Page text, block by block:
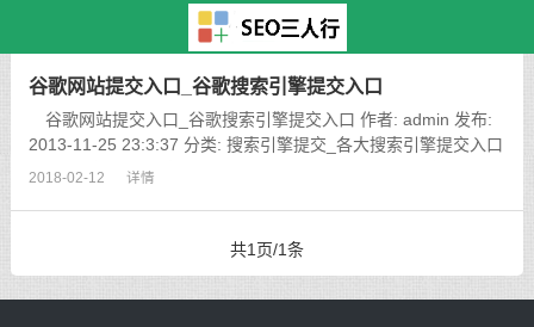
> 撩妹对话大全
谷歌网站提交入口_谷歌搜索引擎提交入口
谷歌网站提交入口_谷歌搜索引擎提交入口 作者: admin 发布:
2013-11-25 23:3:37 分类: 搜索引擎提交_各大搜索引擎提交入口
_网站提交入口 阅读: 5061 次 查看评论 Google谷歌提交入口 注
2018-02-12 详情
共1页/1条